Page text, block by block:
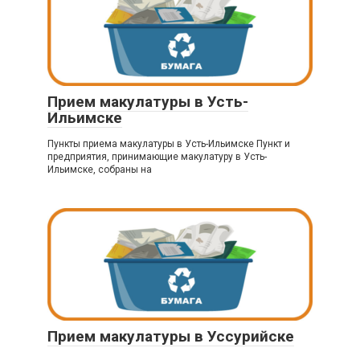
Прием макулатуры в Усть-
Ильимске
Пункты приема макулатуры в Усть-Ильимске Пункт и
предприятия, принимающие макулатуру в Усть-
Ильимске, собраны на
Прием макулатуры в Уссурийске